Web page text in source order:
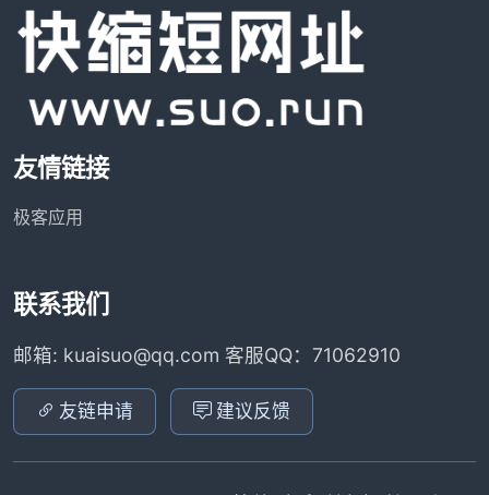
友情链接
极客应用
联系我们
邮箱: kuaisuo@qq.com 客服QQ：71062910
友链申请 建议反馈